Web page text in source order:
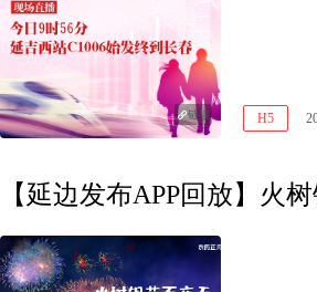
链接 H5
【延边发布APP回放】火